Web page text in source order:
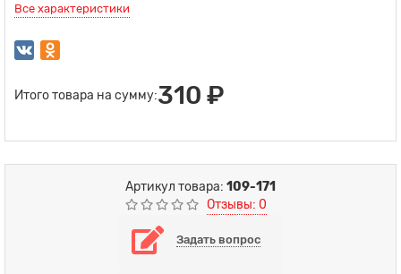
Все характеристики
Итого товара на сумму:310 ₽
Артикул товара: 109-171
Отзывы: 0
Задать вопрос